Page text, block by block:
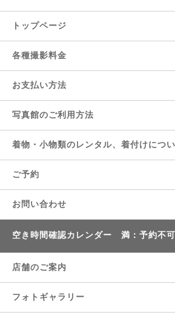
トップページ
各種撮影料金
お支払い方法
写真館のご利用方法
着物・小物類のレンタル、着付けにつ
ご予約
お問い合わせ
空き時間確認カレンダー 満：予約不
店舗のご案内
フォトギャラリー